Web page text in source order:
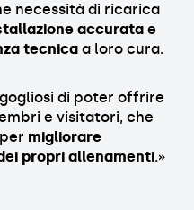
necessità di ricarica
accurata e
tecnica a loro cura.
di poter offrire
e visitatori, che
migliorare
propri allenamenti.»